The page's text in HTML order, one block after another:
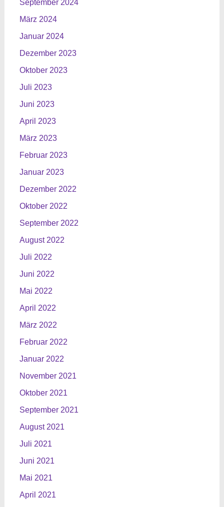
September 2024
März 2024
Januar 2024
Dezember 2023
Oktober 2023
Juli 2023
Juni 2023
April 2023
März 2023
Februar 2023
Januar 2023
Dezember 2022
Oktober 2022
September 2022
August 2022
Juli 2022
Juni 2022
Mai 2022
April 2022
März 2022
Februar 2022
Januar 2022
November 2021
Oktober 2021
September 2021
August 2021
Juli 2021
Juni 2021
Mai 2021
April 2021